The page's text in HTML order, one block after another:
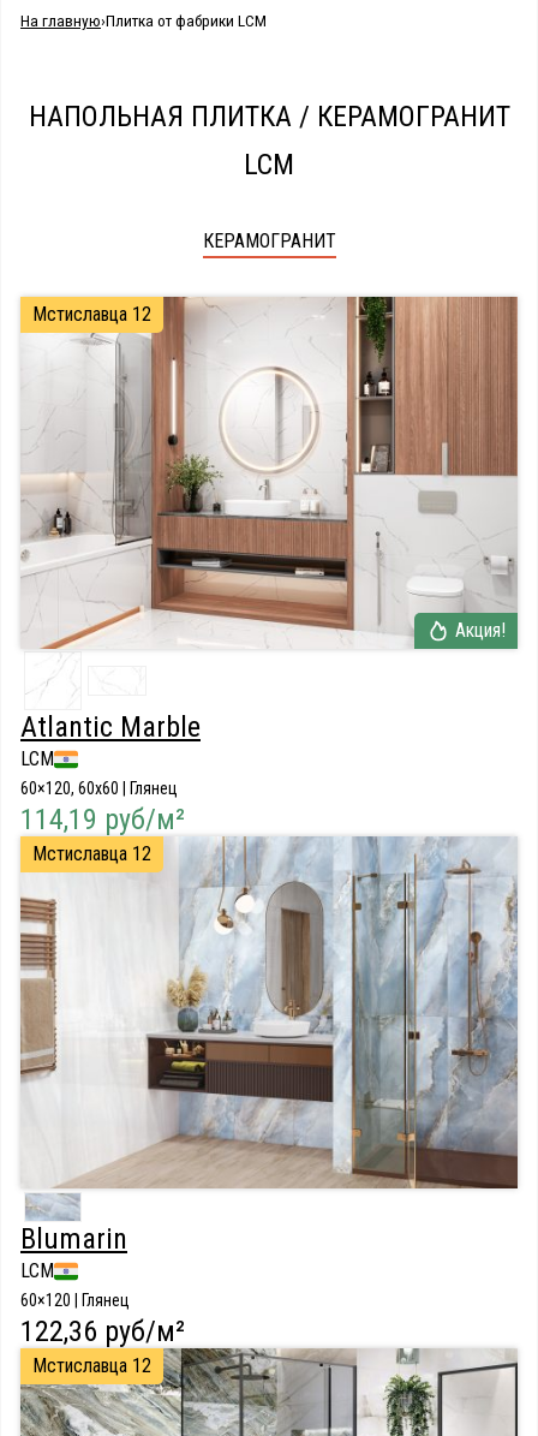
На главную Плитка от фабрики LCM
НАПОЛЬНАЯ ПЛИТКА / КЕРАМОГРАНИТ
LCM
КЕРАМОГРАНИТ
Мстиславца 12
Акция!
Atlantic Marble
LCM
60×120, 60x60 | Глянец
114,19 руб/м²
Мстиславца 12
Blumarin
LCM
60×120 | Глянец
122,36 руб/м²
Мстиславца 12